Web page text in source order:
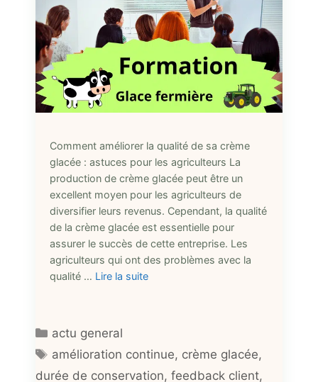
Comment améliorer la qualité de sa crème
glacée : astuces pour les agriculteurs La
production de crème glacée peut être un
excellent moyen pour les agriculteurs de
diversifier leurs revenus. Cependant, la qualité
de la crème glacée est essentielle pour
assurer le succès de cette entreprise. Les
agriculteurs qui ont des problèmes avec la
qualité … Lire la suite
Catégories
actu general
Étiquettes
amélioration continue, crème glacée,
durée de conservation, feedback client,